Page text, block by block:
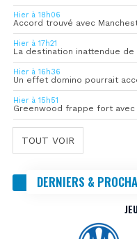
Hier à 18h06
Accord trouvé avec
Hier à 17h21
La destination inattendue
Hier à 16h36
Un effet domino pourrait
Hier à 15h51
TOUT VOIR
DERNIERS &